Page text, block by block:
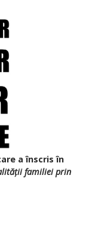
a înscris în
familiei prin